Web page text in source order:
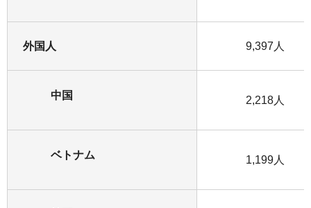
外国人 9,397人
中国 2,218人
ベトナム 1,199人